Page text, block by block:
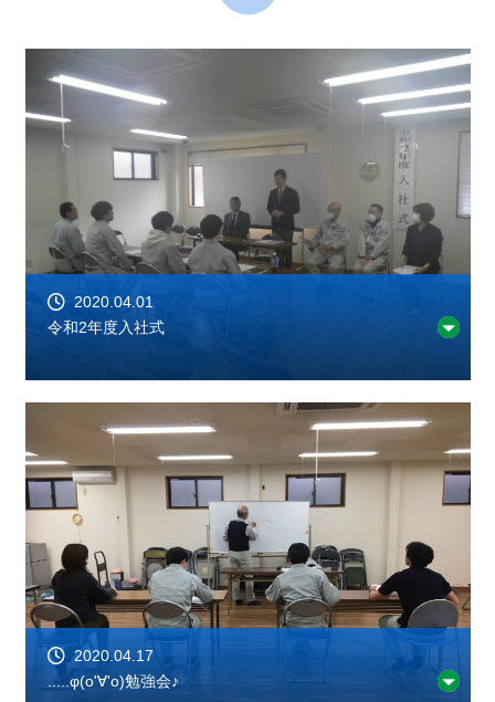
2020.04.01
令和2年度入社式
2020.04.17
.....φ(o'∀'o)勉強会♪